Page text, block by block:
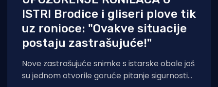
ISTRI Brodice i gliseri plove tik
uz ronioce: "Ovakve situacije
postaju zastrašujuće!"
Nove zastrašujuće snimke s istarske obale još
su jednom otvorile goruće pitanje sigurnosti